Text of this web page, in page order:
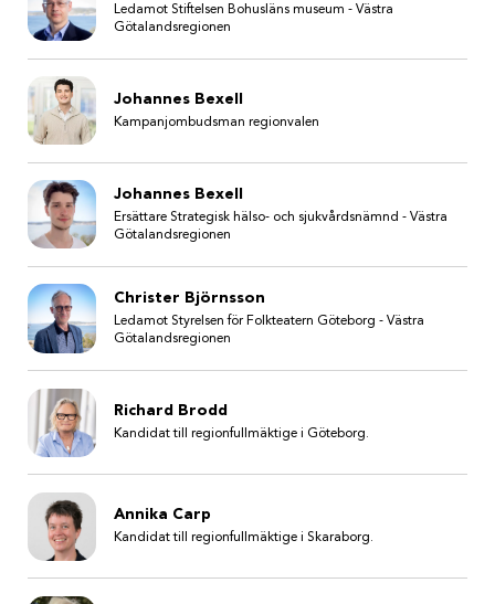
Ledamot Stiftelsen Bohusläns museum - Västra
Götalandsregionen
Johannes Bexell
Kampanjombudsman regionvalen
Johannes Bexell
Ersättare Strategisk hälso- och sjukvårdsnämnd - Västra
Götalandsregionen
Christer Björnsson
Ledamot Styrelsen för Folkteatern Göteborg - Västra
Götalandsregionen
Richard Brodd
Kandidat till regionfullmäktige i Göteborg.
Annika Carp
Kandidat till regionfullmäktige i Skaraborg.